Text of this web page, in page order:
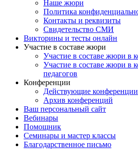
Наше жюри
Политика
Контакты и реквизиты
Свидетельство СМИ
Викторины и тесты онлайн
Участие в составе жюри
Участие в составе жюри в
Участие в составе жюри в
педагогов
Конференции
Действующие конференции
Архив конференций
Ваш персональный сайт
Вебинары
Помощник
Семинары и мастер классы
Благодарственное письмо